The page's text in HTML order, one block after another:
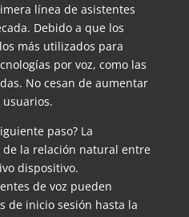
línea de asistentes
Debido a que los
más utilizados para
por voz, como las
No cesan de aumentar
paso? La
la relación natural entre
dispositivo.
de voz pueden
de inicio sesión hasta la